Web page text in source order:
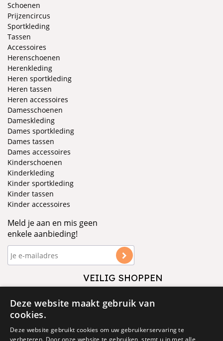
Schoenen
Prijzencircus
Sportkleding
Tassen
Accessoires
Herenschoenen
Herenkleding
Heren sportkleding
Heren tassen
Heren accessoires
Damesschoenen
Dameskleding
Dames sportkleding
Dames tassen
Dames accessoires
Kinderschoenen
Kinderkleding
Kinder sportkleding
Kinder tassen
Kinder accessoires
Meld je aan en mis geen
enkele aanbieding!
VEILIG SHOPPEN
Deze website maakt gebruik van
cookies.
Deze website gebruikt cookies om uw gebruikerservaring te
verbeteren. Door onze website te gebruiken, stemt u in met alle